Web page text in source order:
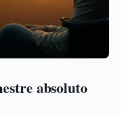
absoluto